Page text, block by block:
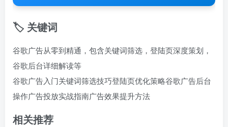
🏷️ 关键词
谷歌广告从零到精通，包含关键词筛选，登陆页深度策划，
谷歌后台详细解读等
谷歌广告入门关键词筛选技巧登陆页优化策略谷歌广告后台
操作广告投放实战指南广告效果提升方法
相关推荐